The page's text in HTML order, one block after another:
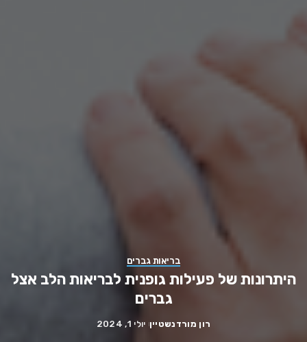
בריאות גברים
היתרונות של פעילות גופנית לבריאות הלב אצל
גברים
Posted
רון מורדנשטיין יולי 1, 2024